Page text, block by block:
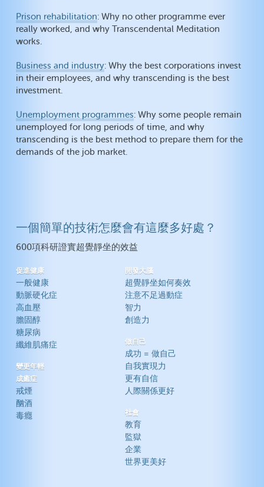
Prison rehabilitation: Why no other programme ever
really worked, and why Transcendental Meditation
works.
Business and industry: Why the best corporations invest
in their employees, and why transcending is the best
investment.
Unemployment programmes: Why some people remain
unemployed for long periods of time, and why
transcending is the best method to prepare them for the
demands of the job market.
一個簡單的技術怎麼會有這麼多好處？
600項科研證實超覺靜坐的效益
促進健康
一般健康
動脈硬化症
高血壓
膽固醇
糖尿病
纖維肌痛症
變更年輕
成癒症
戒煙
酗酒
毒癮
開發大腦
超覺靜坐如何奏效
注意不足過動症
智力
創造力
做自己
成功 = 做自己
自我實現力
更有自信
人際關係更好
社會
教育
監獄
企業
世界更美好